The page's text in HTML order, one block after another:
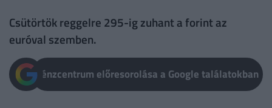
Csütörtök reggelre 295-ig zuhant a forint az
euróval szemben.
Pénzcentrum előresorolása a Google találatokban